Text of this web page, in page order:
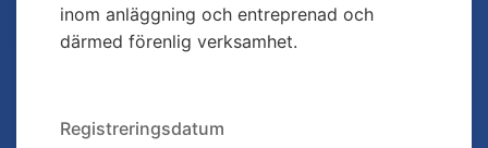
inom anläggning och entreprenad och
därmed förenlig verksamhet.
Registreringsdatum